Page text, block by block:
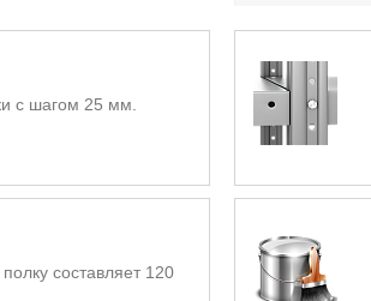
с шагом 25 мм.
составляет 120